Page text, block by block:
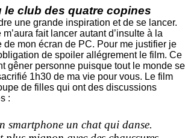
le club des quatre copines
une grande inspiration et de se lancer.
fait lancer autant d’insulte à la
mon écran de PC. Pour me justifier je
de spoiler allégrement le film. Ce
gêner personne puisque tout le monde se
1h30 de ma vie pour vous. Le film
de filles qui ont des discussions
:
smartphone un chat qui danse.